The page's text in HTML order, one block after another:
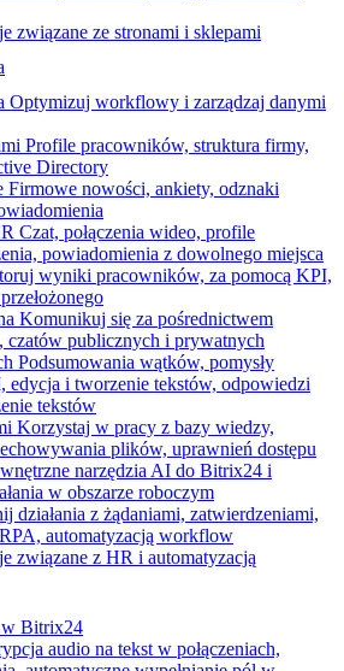
związane ze stronami i sklepami
Optymizuj workflowy i zarządzaj danymi
Profile pracowników, struktura firmy,
Directory
Firmowe nowości, ankiety, odznaki
Czat, połączenia wideo, profile
powiadomienia z dowolnego miejsca
wyniki pracowników, za pomocą KPI,
Komunikuj się za pośrednictwem
czatów publicznych i prywatnych
Podsumowania wątków, pomysły
edycja i tworzenie tekstów, odpowiedzi
tekstów
Korzystaj w pracy z bazy wiedzy,
plików, uprawnień dostępu
narzędzia AI do Bitrix24 i
w obszarze roboczym
działania z żądaniami, zatwierdzeniami,
automatyzacją workflow
związane z HR i automatyzacją
w Bitrix24
audio na tekst w połączeniach,